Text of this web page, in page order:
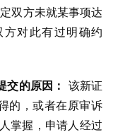
双方未就某事项达
对此有过明确约
交的原因： 该新证
的，或者在原审诉
掌握，申请人经过